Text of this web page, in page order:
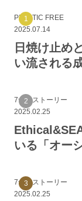
PLASTIC FREE
2025.07.14
日焼け止め
い流される
7つのストーリー
2025.02.25
いる「オー
7つのストーリー
2025.02.25